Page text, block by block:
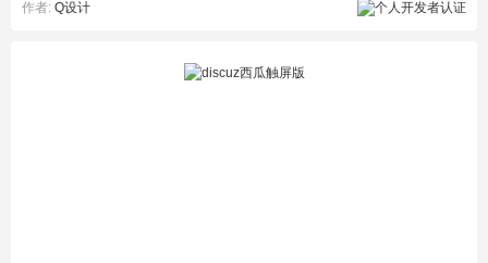
作者: Q设计